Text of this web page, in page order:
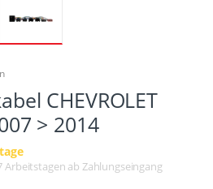
CHEVROLET
> 2014
Arbeitstagen ab Zahlungseingang